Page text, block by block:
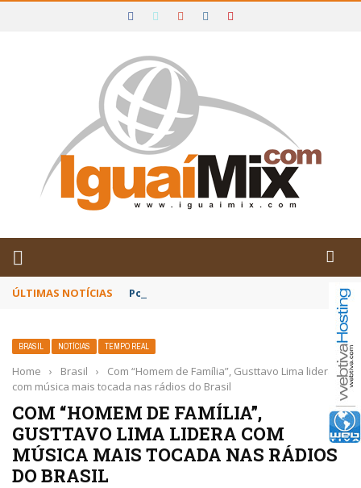
IGUAÍ E SUDOESTE DA BAHIA
ÚLTIMAS NOTÍCIAS Poetas baianos representam o Brasil no
BRASIL NOTÍCIAS TEMPO REAL
Home › Brasil ›
Com “Homem de Família”, Gusttavo Lima lidera
com música mais tocada nas rádios do Brasil
COM “HOMEM DE FAMÍLIA”,
GUSTTAVO LIMA LIDERA COM
MÚSICA MAIS TOCADA NAS RÁDIOS
DO BRASIL